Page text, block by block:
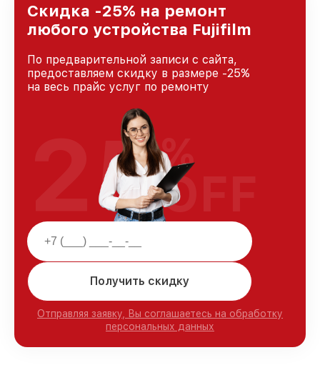
Скидка -25% на ремонт
любого устройства Fujifilm
По предварительной записи с сайта,
предоставляем скидку в размере -25%
на весь прайс услуг по ремонту
Получить скидку
Отправляя заявку, Вы соглашаетесь на обработку
персональных данных
25%
OFF